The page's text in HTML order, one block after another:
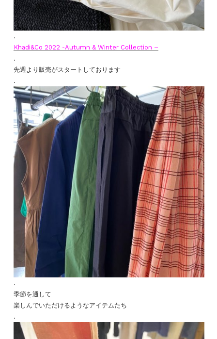
.
Khadi&Co 2022 -Autumn & Winter Collection –
.
先週より販売がスタートしております
.
.
季節を通して
楽しんでいただけるようなアイテムたち
.